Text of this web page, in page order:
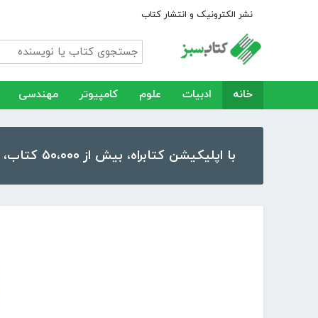
نشر الکترونیک و انتشار کتاب
خانه ادبیات علوم کامپیوتر مهندسی
با اپلیکیشن کتابراه، بیش از ۵۰،۰۰۰ کتاب، کتاب صوتی و رمان را در موبایل و تبلت خود داشته باشید!